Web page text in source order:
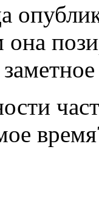
она